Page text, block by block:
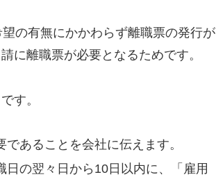
の有無にかかわらず離職票の発行が
に離職票が必要となるためです。
す。
あることを会社に伝えます。
日の翌々日から10日以内に、「雇用